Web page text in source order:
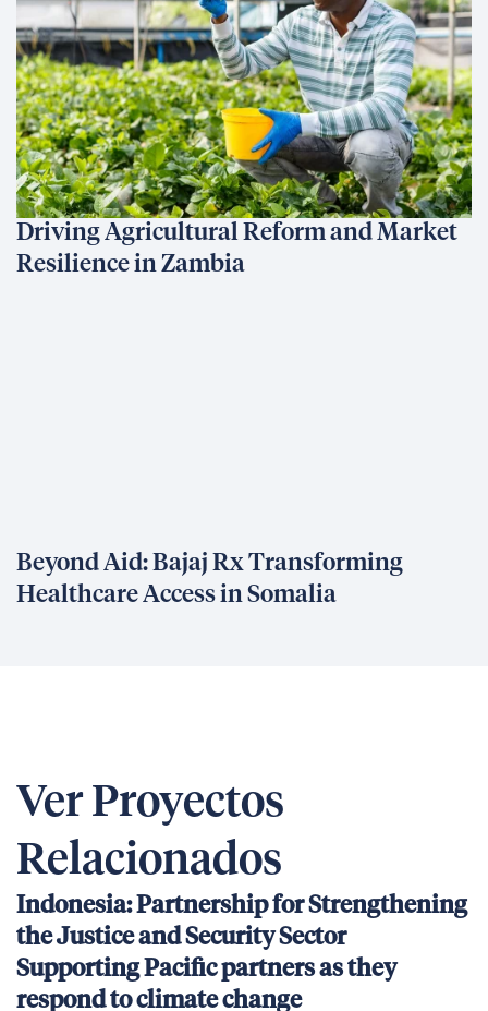
Driving Agricultural Reform and Market
Resilience in Zambia
Beyond Aid: Bajaj Rx Transforming
Healthcare Access in Somalia
Ver Proyectos
Relacionados
Indonesia: Partnership for Strengthening
the Justice and Security Sector
Supporting Pacific partners as they
respond to climate change